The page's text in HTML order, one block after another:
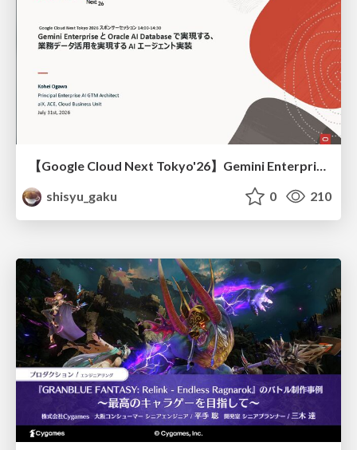
【Google Cloud Next Tokyo'26】Gemini Enterprise と Oracle AI Database で実現する、 業務データ活用を実現する AI エージェント実装
shisyu_gaku
0 210